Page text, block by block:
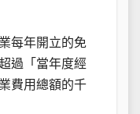
每年開立的免
過「當年度經
費用總額的千